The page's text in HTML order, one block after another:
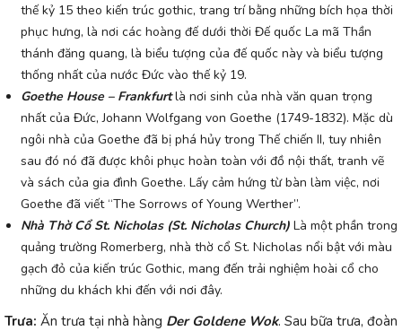
thế kỷ 15 theo kiến trúc gothic, trang trí bằng những bích họa thời
phục hưng, là nơi các hoàng đế dưới thời Đế quốc La mã Thần
thánh đăng quang, là biểu tượng của đế quốc này và biểu tượng
thống nhất của nước Đức vào thế kỷ 19.
Goethe House – Frankfurtlà nơi sinh của nhà văn quan trọng
nhất của Đức, Johann Wolfgang von Goethe (1749-1832). Mặc dù
ngôi nhà của Goethe đã bị phá hủy trong Thế chiến II, tuy nhiên
sau đó nó đã được khôi phục hoàn toàn với đồ nội thất, tranh vẽ
và sách của gia đình Goethe. Lấy cảm hứng từ bàn làm việc, nơi
Goethe đã viết “The Sorrows of Young Werther”.
Nhà Thờ Cổ St. Nicholas (St. Nicholas Church) Là một phần trong
quảng trường Romerberg, nhà thờ cổ St. Nicholas nổi bật với màu
gạch đỏ của kiến trúc Gothic, mang đến trải nghiệm hoài cổ cho
những du khách khi đến với nơi đây.
Trưa: Ăn trưa tại nhà hàng Der Goldene Wok. Sau bữa trưa, đoàn